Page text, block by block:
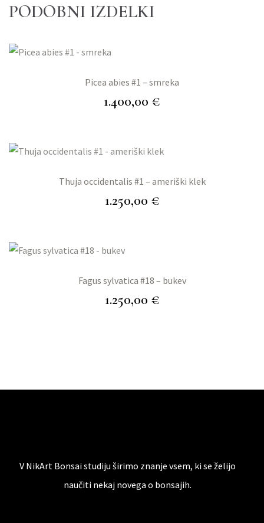
PODOBNI IZDELKI
Picea abies #1 – smreka
1.400,00 €
Thuja occidentalis #1 – ameriški klek
1.250,00 €
Fagus sylvatica #18 – bukev
1.250,00 €
V NikArt Bonsai studiju širimo znanje vsem, ki se želijo
naučiti nekaj novega o bonsajih.